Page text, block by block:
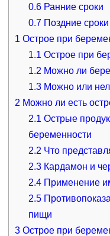
0.6 Ранние сроки
0.7 Поздние сроки
1 Острое при
1.1 Острое при
1.2 Можно ли
1.3 Можно или
2 Можно ли есть
2.1 Острые
беременности
2.2 Что
2.3 Кардамон и
2.4 Применение
2.5
пищи
3Острое при